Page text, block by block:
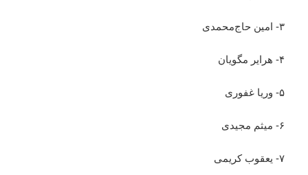
۳- امین حاج‌محمدی
۴- هرایر مگویان
۵- وریا غفوری
۶- میثم مجیدی
۷- یعقوب کریمی